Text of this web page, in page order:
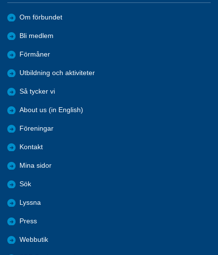
Om förbundet
Bli medlem
Förmåner
Utbildning och aktiviteter
Så tycker vi
About us (in English)
Föreningar
Kontakt
Mina sidor
Sök
Lyssna
Press
Webbutik